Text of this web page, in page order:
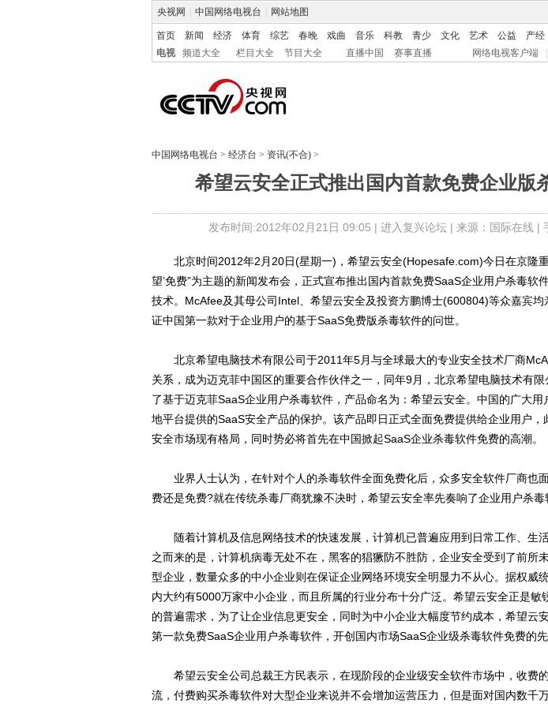
央视网 中国网络电视台 网站地图
首页 新闻 经济 体育 综艺 春晚 戏曲 音乐 科教 青少 文化 艺术 公益 产经
电视
频道大全 栏目大全 节目大全 直播中国 赛事直播 网络电视客户端
中国网络电视台 > 经济台 > 资讯(不合) >
希望云安全正式推出国内首款免费企业版
发布时间:2012年02月21日 09:05 | 进入复兴论坛| 来源：国际在线 |
北京时间2012年2月20日(星期一)，希望云安全(Hopesafe.com)今日在京隆重
望’免费”为主题的新闻发布会，正式宣布推出国内首款免费SaaS企业用户杀毒软
技术。McAfee及其母公司Intel、希望云安全及投资方鹏博士(600804)等众嘉宾
证中国第一款对于企业用户的基于SaaS免费版杀毒软件的问世。
北京希望电脑技术有限公司于2011年5月与全球最大的专业安全技术厂商
关系，成为迈克菲中国区的重要合作伙伴之一，同年9月，北京希望电脑技术有
了基于迈克菲SaaS企业用户杀毒软件，产品命名为：希望云安全。中国的广大用
地平台提供的SaaS安全产品的保护。该产品即日正式全面免费提供给企业用户，
安全市场现有格局，同时势必将首先在中国掀起SaaS企业杀毒软件免费的高潮。
业界人士认为，在针对个人的杀毒软件全面免费化后，众多安全软件厂商也
费还是免费?就在传统杀毒厂商犹豫不决时，希望云安全率先奏响了企业用户杀毒
随着计算机及信息网络技术的快速发展，计算机已普遍应用到日常工作、生
之而来的是，计算机病毒无处不在，黑客的猖獗防不胜防，企业安全受到了前所
型企业，数量众多的中小企业则在保证企业网络环境安全明显力不从心。据权威
内大约有5000万家中小企业，而且所属的行业分布十分广泛。希望云安全正是敏
的普遍需求，为了让企业信息更安全，同时为中小企业大幅度节约成本，希望云
第一款免费SaaS企业用户杀毒软件，开创国内市场SaaS企业级杀毒软件免费的先
希望云安全公司总裁王方民表示，在现阶段的企业级安全软件市场中，收费
流，付费购买杀毒软件对大型企业来说并不会增加运营压力，但是面对国内数千